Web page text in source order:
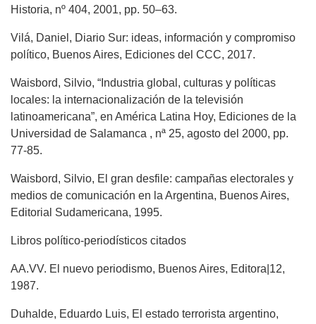
Historia, nº 404, 2001, pp. 50–63.
Vilá, Daniel, Diario Sur: ideas, información y compromiso
político, Buenos Aires, Ediciones del CCC, 2017.
Waisbord, Silvio, “Industria global, culturas y políticas
locales: la internacionalización de la televisión
latinoamericana”, en América Latina Hoy, Ediciones de la
Universidad de Salamanca , nª 25, agosto del 2000, pp.
77-85.
Waisbord, Silvio, El gran desfile: campañas electorales y
medios de comunicación en la Argentina, Buenos Aires,
Editorial Sudamericana, 1995.
Libros político-periodísticos citados
AA.VV. El nuevo periodismo, Buenos Aires, Editora|12,
1987.
Duhalde, Eduardo Luis, El estado terrorista argentino,